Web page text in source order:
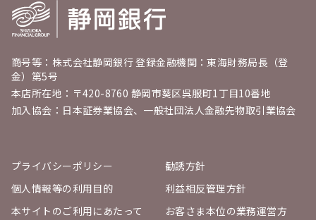
商号等：株式会社静岡銀行 登録金融機関：東海財務局長（登
金）第5号
本店所在地：〒420-8760 静岡市葵区呉服町1丁目10番地
加入協会：日本証券業協会、一般社団法人金融先物取引業協会
プライバシーポリシー
個人情報等の利用目的
本サイトのご利用にあたって
勧誘方針
利益相反管理方針
お客さま本位の業務運営方